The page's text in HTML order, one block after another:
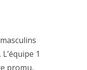
1
promu,